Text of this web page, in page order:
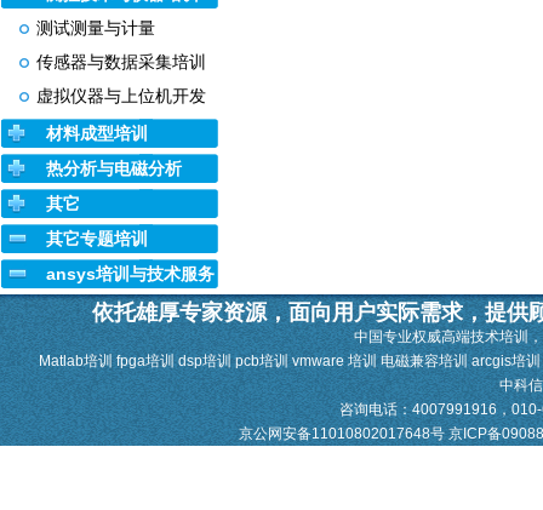
测试测量与计量
传感器与数据采集培训
虚拟仪器与上位机开发
材料成型培训
热分析与电磁分析
其它
其它专题培训
ansys培训与技术服务
依托雄厚专家资源，面向用户实际需求，提供
中国专业权威高端技术培训
Matlab培训 fpga培训 dsp培训 pcb培训 vmware 培训 电磁兼容培训 arcgis培
中科
咨询电话：4007991916，
京公网安备11010802017648号京ICP备